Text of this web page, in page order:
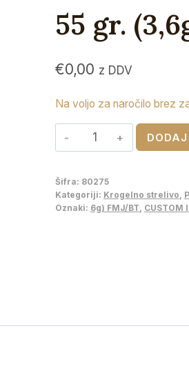
55 gr.
€0,00 z DDV
Na voljo za naročilo brez
HORNADY
CUSTOM
223
Rem
Šifra: 80275
Kategoriji: Krogelno strelivo
Oznaki: 6g) FMJ/BT CUSTOM